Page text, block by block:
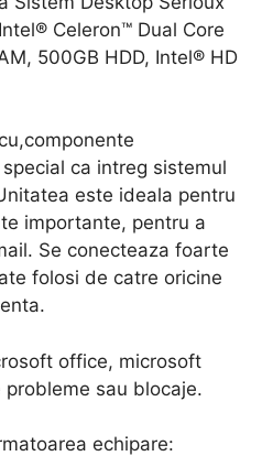
Celeron™ Dual Core
500GB HDD, Intel® HD
ca intreg sistemul
este ideala pentru
importante, pentru a
Se conecteaza foarte
folosi de catre oricine
office, microsoft
sau blocaje.
echipare: